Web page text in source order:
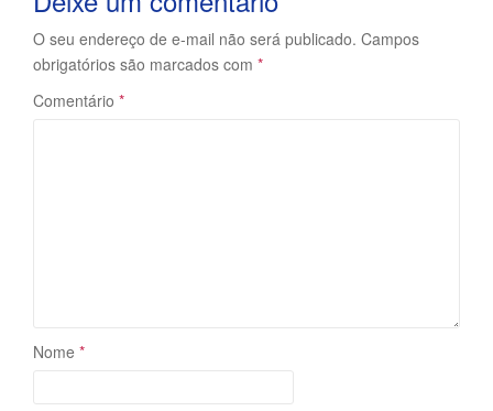
O seu endereço de e-mail não será publicado. Campos
obrigatórios são marcados com *
Comentário *
Nome *